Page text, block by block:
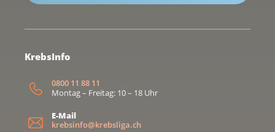
KrebsInfo
0800 11 88 11
Montag – Freitag: 10 – 18 Uhr
E-Mail
krebsinfo@krebsliga.ch